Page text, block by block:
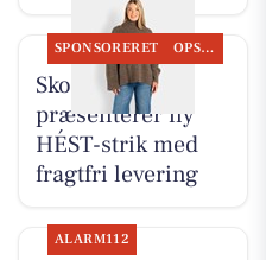
SPONSORERET OPSLAGSTAVLEN
Skott Aalborg
præsenterer ny
HÉST-strik med
fragtfri levering
ALARM112